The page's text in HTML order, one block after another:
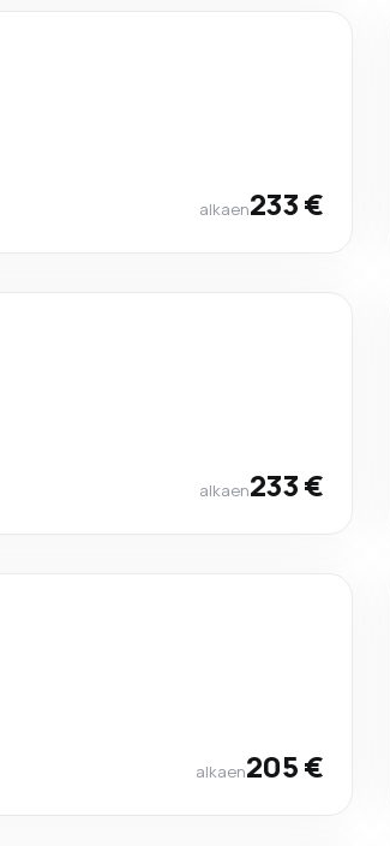
alkaen233 €
alkaen233 €
alkaen205 €